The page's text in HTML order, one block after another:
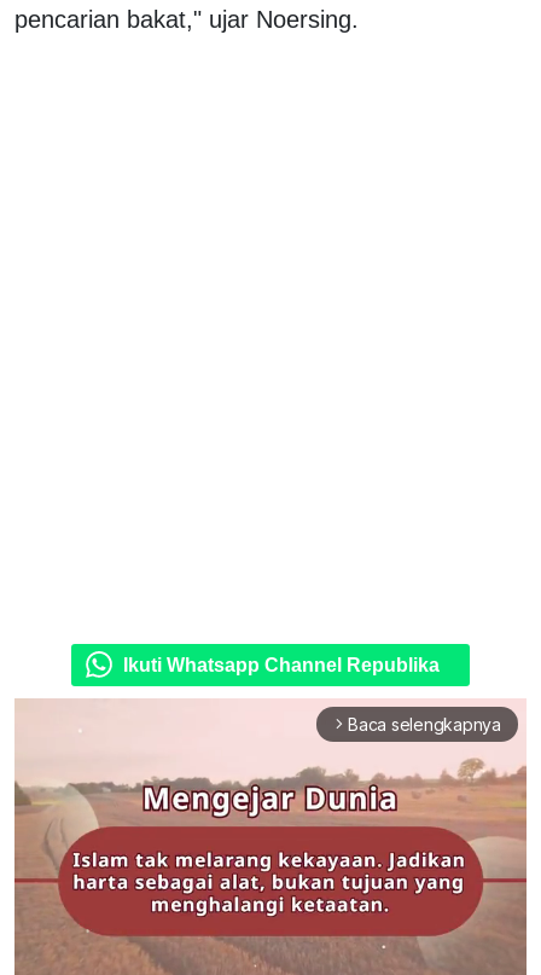
pencarian bakat," ujar Noersing.
Ikuti Whatsapp Channel Republika
arrow_forward_ios Baca selengkapnya